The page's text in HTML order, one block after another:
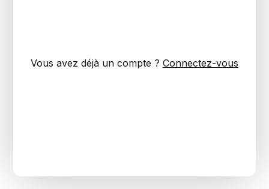
Vous avez déjà un compte ? Connectez-vous